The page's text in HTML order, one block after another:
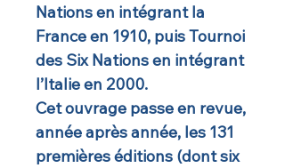
Nations en intégrant la
France en 1910, puis Tournoi
des Six Nations en intégrant
l’Italie en 2000.
Cet ouvrage passe en revue,
année après année, les 131
premières éditions (dont six